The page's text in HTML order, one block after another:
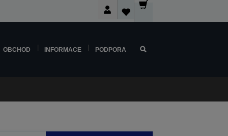
OBCHOD INFORMACE PODPORA